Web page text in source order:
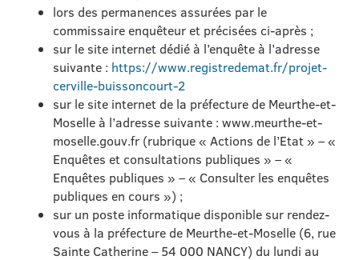
lors des permanences assurées par le
commissaire enquêteur et précisées ci-après ;
sur le site internet dédié à l’enquête à l’adresse
suivante : https://www.registredemat.fr/projet-
cerville-buissoncourt-2
sur le site internet de la préfecture de Meurthe-et-
Moselle à l’adresse suivante : www.meurthe-et-
moselle.gouv.fr (rubrique « Actions de l’Etat » – «
Enquêtes et consultations publiques » – «
Enquêtes publiques » – « Consulter les enquêtes
publiques en cours ») ;
sur un poste informatique disponible sur rendez-
vous à la préfecture de Meurthe-et-Moselle (6, rue
Sainte Catherine – 54 000 NANCY) du lundi au